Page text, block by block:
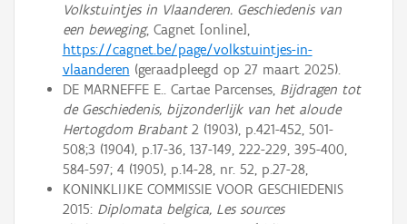
Volkstuintjes in Vlaanderen. Geschiedenis van
een beweging, Cagnet [online],
https://cagnet.be/page/volkstuintjes-in-
vlaanderen (geraadpleegd op 27 maart 2025).
DE MARNEFFE E.. Cartae Parcenses, Bijdragen tot
de Geschiedenis, bijzonderlijk van het aloude
Hertogdom Brabant2 (1903), p.421-452, 501-
508;3 (1904), p.17-36, 137-149, 222-229, 395-400,
584-597; 4 (1905), p.14-28, nr. 52, p.27-28,
KONINKLIJKE COMMISSIE VOOR GESCHIEDENIS
2015: Diplomata belgica, Les sources